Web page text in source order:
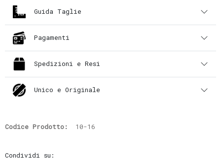
Guida Taglie
Pagamenti
Spedizioni e Resi
Unico e Originale
Codice Prodotto: 10-16
Condividi su: